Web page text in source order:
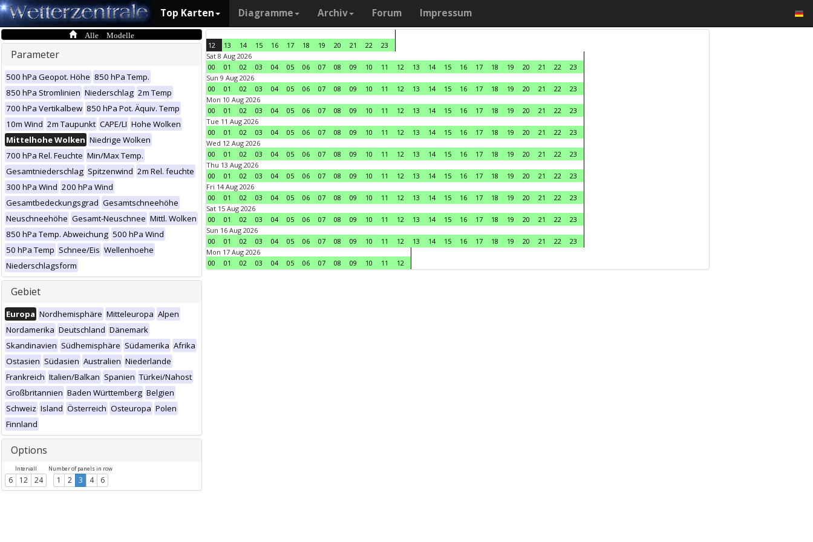
Top Karten Diagramme Archiv Forum Impressum
Alle Modelle
Parameter
500 hPa Geopot. Höhe 850 hPa Temp.
850 hPa Stromlinien Niederschlag 2m Temp
700 hPa Vertikalbew 850 hPa Pot. Äquiv. Temp
10m Wind 2m Taupunkt CAPE/LI Hohe Wolken
Mittelhohe Wolken Niedrige Wolken
700 hPa Rel. Feuchte Min/Max Temp.
Gesamtniederschlag Spitzenwind 2m Rel. feuchte
300 hPa Wind 200 hPa Wind
Gesamtbedeckungsgrad Gesamtschneehöhe
Neuschneehöhe Gesamt-Neuschnee Mittl. Wolken
850 hPa Temp. Abweichung 500 hPa Wind
50 hPa Temp Schnee/Eis Wellenhoehe
Niederschlagsform
Gebiet
Europa Nordhemisphäre Mitteleuropa Alpen
Nordamerika Deutschland Dänemark
Skandinavien Südhemisphäre Südamerika Afrika
Ostasien Südasien Australien Niederlande
Frankreich Italien/Balkan Spanien Türkei/Nahost
Großbritannien Baden Württemberg Belgien
Schweiz Island Österreich Osteuropa Polen
Finnland
Options
Intervall
6 12 24
Number of panels in row
1 2 3 4 6
12 13 14 15 16 17 18 19 20 21 22
23
Sat 8 Aug 2026
00
01 02 03 04 05 06 07 08 09 10 11 12 13 14 15 16 17 18 19 20 21 22
23
Sun 9 Aug 2026
00
01 02 03 04 05 06 07 08 09 10 11 12 13 14 15 16 17 18 19 20 21 22
23
Mon 10 Aug 2026
00
01 02 03 04 05 06 07 08 09 10 11 12 13 14 15 16 17 18 19 20 21 22
23
Tue 11 Aug 2026
00
01 02 03 04 05 06 07 08 09 10 11 12 13 14 15 16 17 18 19 20 21 22
23
Wed 12 Aug 2026
00
01 02 03 04 05 06 07 08 09 10 11 12 13 14 15 16 17 18 19 20 21 22
23
Thu 13 Aug 2026
00
01 02 03 04 05 06 07 08 09 10 11 12 13 14 15 16 17 18 19 20 21 22
23
Fri 14 Aug 2026
00
01 02 03 04 05 06 07 08 09 10 11 12 13 14 15 16 17 18 19 20 21 22
23
Sat 15 Aug 2026
00
01 02 03 04 05 06 07 08 09 10 11 12 13 14 15 16 17 18 19 20 21 22
23
Sun 16 Aug 2026
00
01 02 03 04 05 06 07 08 09 10 11 12 13 14 15 16 17 18 19 20 21 22
23
Mon 17 Aug 2026
00
01 02 03 04 05 06 07 08 09 10 11 12